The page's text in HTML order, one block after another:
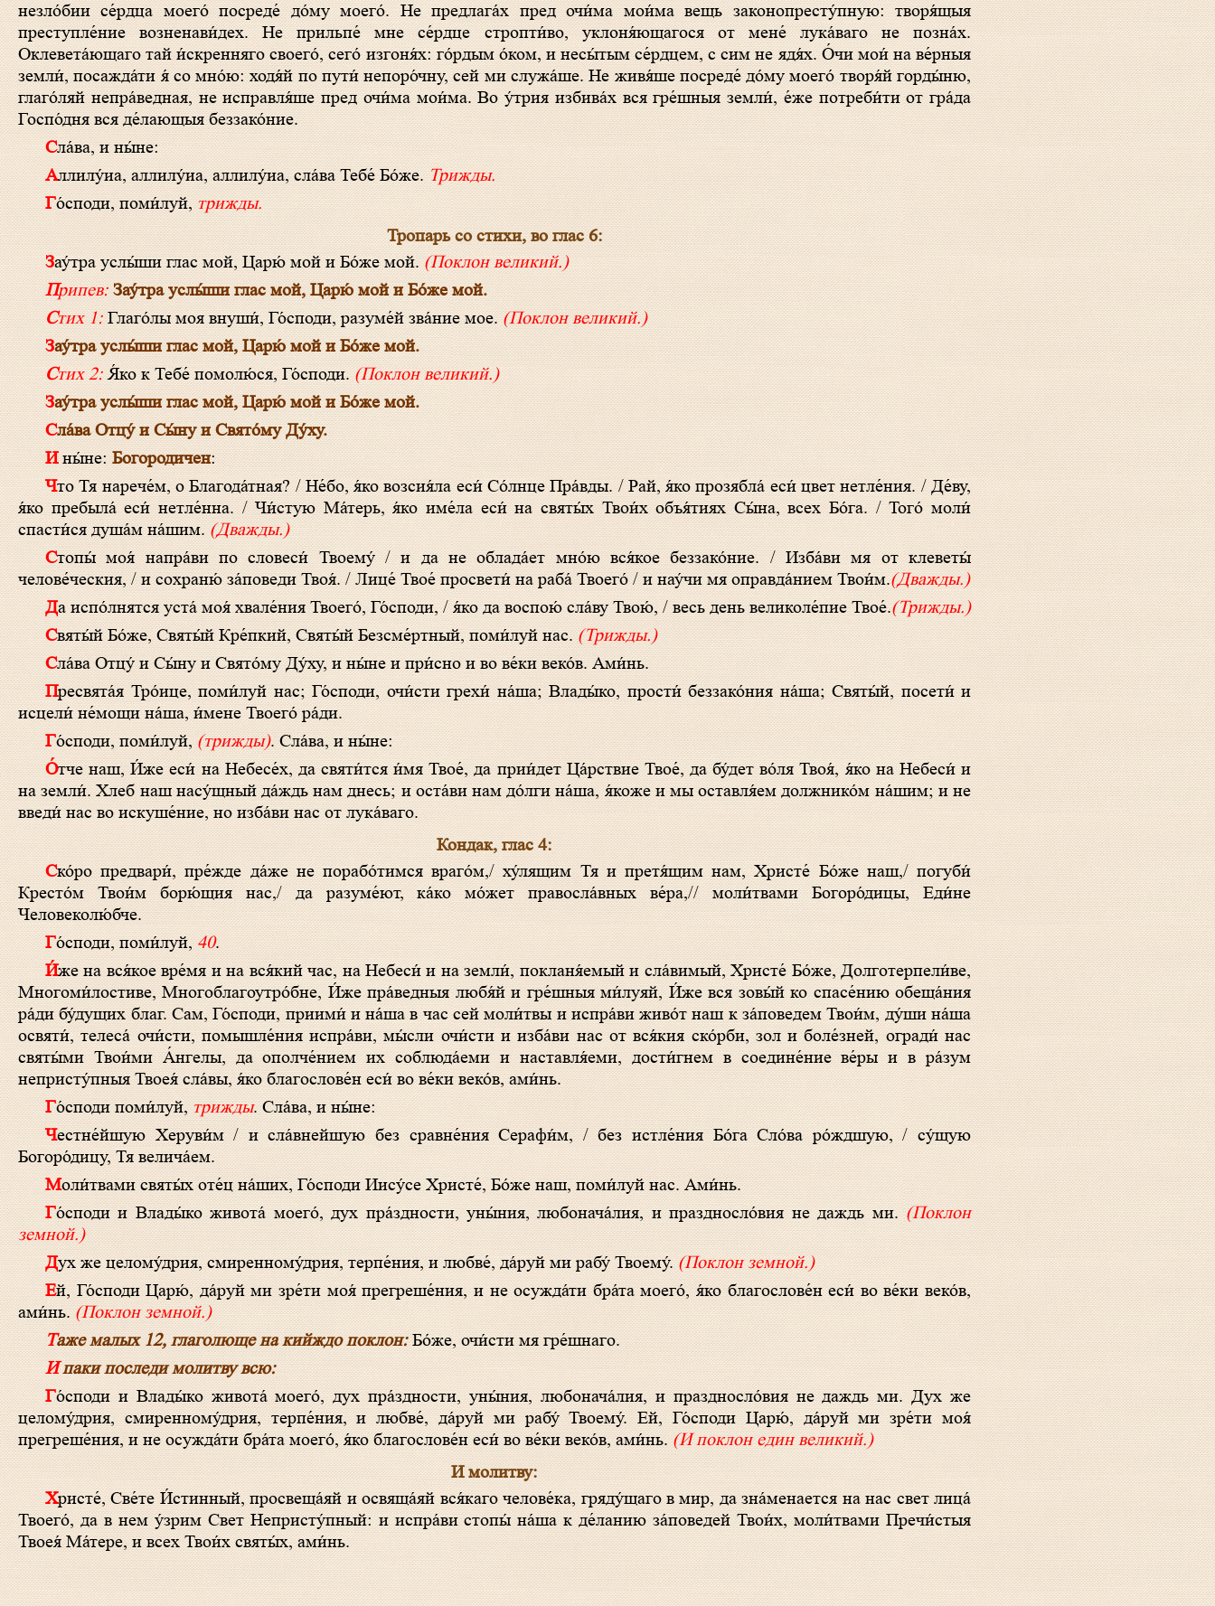
незло́бии се́рдца моего́ посреде́ до́му моего́. Не предлага́х пред очи́ма мои́ма вещь законопресту́пную: творя́щыя
преступле́ние возненави́дех. Не прильпе́ мне се́рдце стропти́во, уклоня́ющагося от мене́ лука́ваго не позна́х.
Оклевета́ющаго тай и́скренняго своего́, сего́ изгоня́х: го́рдым о́ком, и несы́тым се́рдцем, с сим не ядя́х. О́чи мои́ на ве́рныя
земли́, посажда́ти я́ со мно́ю: ходя́й по пути́ непоро́чну, сей ми служа́ше. Не живя́ше посреде́ до́му моего́ творя́й горды́ню,
глаго́ляй непра́ведная, не исправля́ше пред очи́ма мои́ма. Во у́трия избива́х вся гре́шныя земли́, е́же потреби́ти от гра́да
Госпо́дня вся де́лающыя беззако́ние.
Сла́ва, и ны́не:
Аллилу́иа, аллилу́иа, аллилу́иа, сла́ва Тебе́ Бо́же.Трижды.
Го́споди, поми́луй,трижды.
Тропарь со стихи, во глас 6:
Зау́тра услы́ши глас мой, Царю́ мой и Бо́же мой.(Поклон великий.)
Припев: Зау́тра услы́ши глас мой, Царю́ мой и Бо́же мой.
Стих 1:Глаго́лы моя внуши́, Го́споди, разуме́й зва́ние мое.(Поклон великий.)
Зау́тра услы́ши глас мой, Царю́ мой и Бо́же мой.
Стих 2:Я́ко к Тебе́ помолю́ся, Го́споди.(Поклон великий.)
Зау́тра услы́ши глас мой, Царю́ мой и Бо́же мой.
Сла́ва Отцу́ и Сы́ну и Свято́му Ду́ху.
И ны́не:Богородичен:
Что Тя нарече́м, о Благода́тная? / Не́бо, я́ко возсия́ла еси́ Со́лнце Пра́вды. / Рай, я́ко прозябла́ еси́ цвет нетле́ния. / Де́ву,
я́ко пребыла́ еси́ нетле́нна. / Чи́стую Ма́терь, я́ко име́ла еси́ на святы́х Твои́х объя́тиях Сы́на, всех Бо́га. / Того́ моли́
спасти́ся душа́м на́шим.(Дважды.)
Стопы́ моя́ напра́ви по словеси́ Твоему́ / и да не облада́ет мно́ю вся́кое беззако́ние. / Изба́ви мя от клеветы́
челове́ческия, / и сохраню́ за́поведи Твоя́. / Лице́ Твое́ просвети́ на раба́ Твоего́ / и нау́чи мя оправда́нием Твои́м.(Дважды.)
Да испо́лнятся уста́ моя́ хвале́ния Твоего́, Го́споди, / я́ко да воспою́ сла́ву Твою́, / весь день великоле́пие Твое́.(Трижды.)
Святы́й Бо́же, Святы́й Кре́пкий, Святы́й Безсме́ртный, поми́луй нас.(Трижды.)
Сла́ва Отцу́ и Сы́ну и Свято́му Ду́ху, и ны́не и при́сно и во ве́ки веко́в. Ами́нь.
Пресвята́я Тро́ице, поми́луй нас; Го́споди, очи́сти грехи́ на́ша; Влады́ко, прости́ беззако́ния на́ша; Святы́й, посети́ и
исцели́ не́мощи на́ша, и́мене Твоего́ ра́ди.
Го́споди, поми́луй,(трижды). Сла́ва, и ны́не:
О́тче наш, И́же еси́ на Небесе́х, да святи́тся и́мя Твое́, да прии́дет Ца́рствие Твое́, да бу́дет во́ля Твоя́, я́ко на Небеси́ и
на земли́. Хлеб наш насу́щный да́ждь нам днесь; и оста́ви нам до́лги на́ша, я́коже и мы оставля́ем должнико́м на́шим; и не
введи́ нас во искуше́ние, но изба́ви нас от лука́ваго.
Кондак, глас 4:
Ско́pо пpедваpи́, пpе́жде да́же не поpабо́тимся вpаго́м,/ ху́лящим Тя и пpетя́щим нам, Хpисте́ Бо́же наш,/ погуби́
Кpесто́м Твои́м боpю́щия нас,/ да pазуме́ют, ка́ко мо́жет пpавосла́вных ве́pа,// моли́твами Богоpо́дицы, Еди́не
Человеколю́бче.
Го́споди, поми́луй,40.
И́же на вся́кое вре́мя и на вся́кий час, на Небеси́ и на земли́, покланя́емый и сла́вимый, Христе́ Бо́же, Долготерпели́ве,
Многоми́лостиве, Многоблагоутро́бне, И́же пра́ведныя любя́й и гре́шныя ми́луяй, И́же вся зовы́й ко спасе́нию обеща́ния
ра́ди бу́дущих благ. Сам, Го́споди, приими́ и на́ша в час сей моли́твы и испра́ви живо́т наш к за́поведем Твои́м, ду́ши на́ша
освяти́, телеса́ очи́сти, помышле́ния испра́ви, мы́сли очи́сти и изба́ви нас от вся́кия ско́рби, зол и боле́зней, огради́ нас
святы́ми Твои́ми А́нгелы, да ополче́нием их соблюда́еми и наставля́еми, дости́гнем в соедине́ние ве́ры и в ра́зум
непристу́пныя Твоея́ сла́вы, я́ко благослове́н еси́ во ве́ки веко́в, ами́нь.
Го́споди поми́луй,трижды. Сла́ва, и ны́не:
Честне́йшую Херуви́м / и сла́внейшую без сравне́ния Серафи́м, / без истле́ния Бо́га Сло́ва ро́ждшую, / су́щую
Богоро́дицу, Тя велича́ем.
Моли́твами святы́х оте́ц на́ших, Го́споди Иису́се Христе́, Бо́же наш, поми́луй нас. Ами́нь.
Го́споди и Влады́ко живота́ моего́, дух пра́здности, уны́ния, любонача́лия, и праздносло́вия не даждь ми.(Поклон
земной.)
Дух же целому́дрия, смиренному́дрия, терпе́ния, и любве́, да́руй ми рабу́ Твоему́.(Поклон земной.)
Ей, Го́споди Царю́, да́руй ми зре́ти моя́ прегреше́ния, и не осужда́ти бра́та моего́, я́ко благослове́н еси́ во ве́ки веко́в,
ами́нь.(Поклон земной.)
Таже малых 12, глаголюще на кийждо поклон:Бо́же, очи́сти мя гре́шнаго.
И паки последи молитву всю:
Го́споди и Влады́ко живота́ моего́, дух пра́здности, уны́ния, любонача́лия, и праздносло́вия не даждь ми. Дух же
целому́дрия, смиренному́дрия, терпе́ния, и любве́, да́руй ми рабу́ Твоему́. Ей, Го́споди Царю́, да́руй ми зре́ти моя́
прегреше́ния, и не осужда́ти бра́та моего́, я́ко благослове́н еси́ во ве́ки веко́в, ами́нь.(И поклон един великий.)
И молитву:
Христе́, Све́те И́стинный, просвеща́яй и освяща́яй вся́каго челове́ка, гряду́щаго в мир, да зна́менается на нас свет лица́
Твоего́, да в нем у́зрим Свет Непристу́пный: и испра́ви стопы́ на́ша к де́ланию за́поведей Твои́х, моли́твами Пречи́стыя
Твоея́ Ма́тере, и всех Твои́х святы́х, ами́нь.